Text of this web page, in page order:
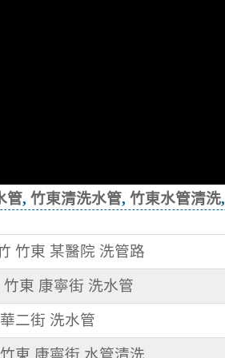
管, 竹東清洗水管, 竹東水管清洗,
竹東 某醫院 洗管路
東 康寧街 洗水管
二街 洗水管
東 康寧街 水管清洗